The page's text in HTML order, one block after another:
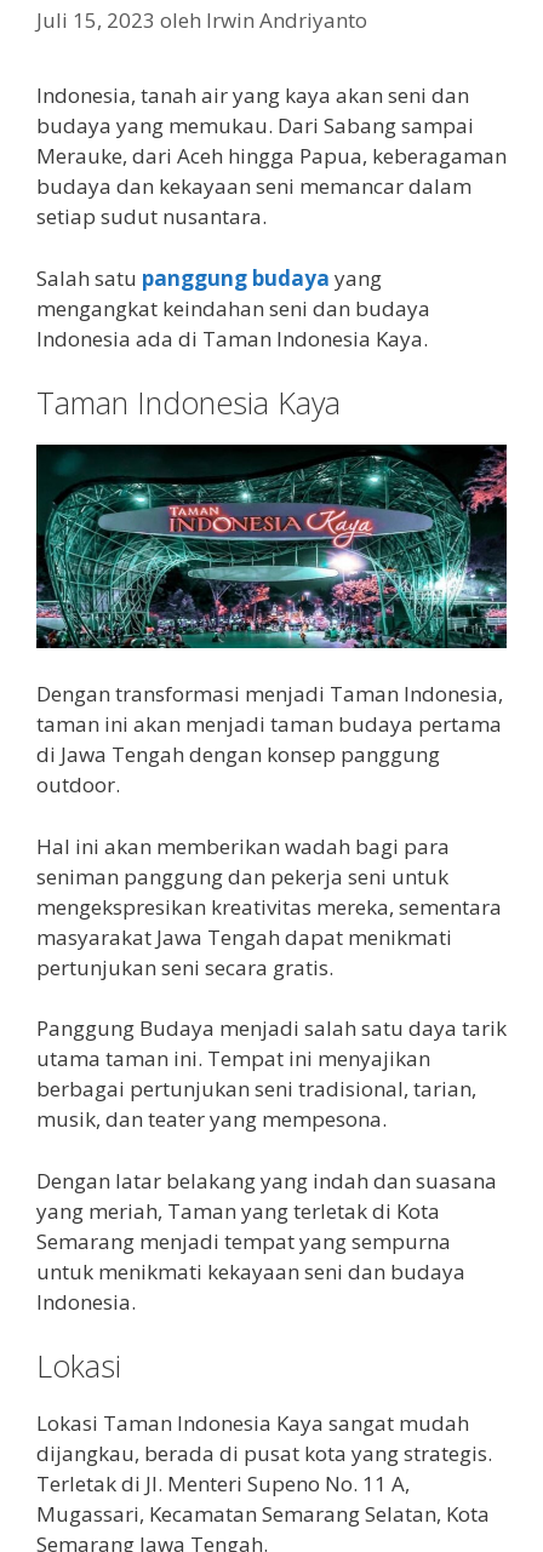
Juli 15, 2023 oleh Irwin Andriyanto
Indonesia, tanah air yang kaya akan seni dan
budaya yang memukau. Dari Sabang sampai
Merauke, dari Aceh hingga Papua, keberagaman
budaya dan kekayaan seni memancar dalam
setiap sudut nusantara.
Salah satu panggung budaya yang
mengangkat keindahan seni dan budaya
Indonesia ada di Taman Indonesia Kaya.
Taman Indonesia Kaya
Dengan transformasi menjadi Taman Indonesia,
taman ini akan menjadi taman budaya pertama
di Jawa Tengah dengan konsep panggung
outdoor.
Hal ini akan memberikan wadah bagi para
seniman panggung dan pekerja seni untuk
mengekspresikan kreativitas mereka, sementara
masyarakat Jawa Tengah dapat menikmati
pertunjukan seni secara gratis.
Panggung Budaya menjadi salah satu daya tarik
utama taman ini. Tempat ini menyajikan
berbagai pertunjukan seni tradisional, tarian,
musik, dan teater yang mempesona.
Dengan latar belakang yang indah dan suasana
yang meriah, Taman yang terletak di Kota
Semarang menjadi tempat yang sempurna
untuk menikmati kekayaan seni dan budaya
Indonesia.
Lokasi
Lokasi Taman Indonesia Kaya sangat mudah
dijangkau, berada di pusat kota yang strategis.
Terletak di Jl. Menteri Supeno No. 11 A,
Mugassari, Kecamatan Semarang Selatan, Kota
Semarang Jawa Tengah.